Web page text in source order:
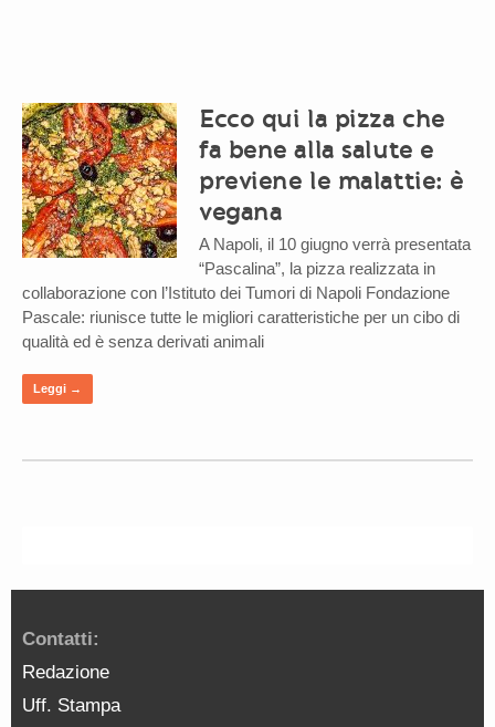
Ecco qui la pizza che
fa bene alla salute e
previene le malattie: è
vegana
A Napoli, il 10 giugno verrà presentata
“Pascalina”, la pizza realizzata in
collaborazione con l’Istituto dei Tumori di Napoli Fondazione
Pascale: riunisce tutte le migliori caratteristiche per un cibo di
qualità ed è senza derivati animali
Leggi →
Contatti:
Redazione
Uff. Stampa